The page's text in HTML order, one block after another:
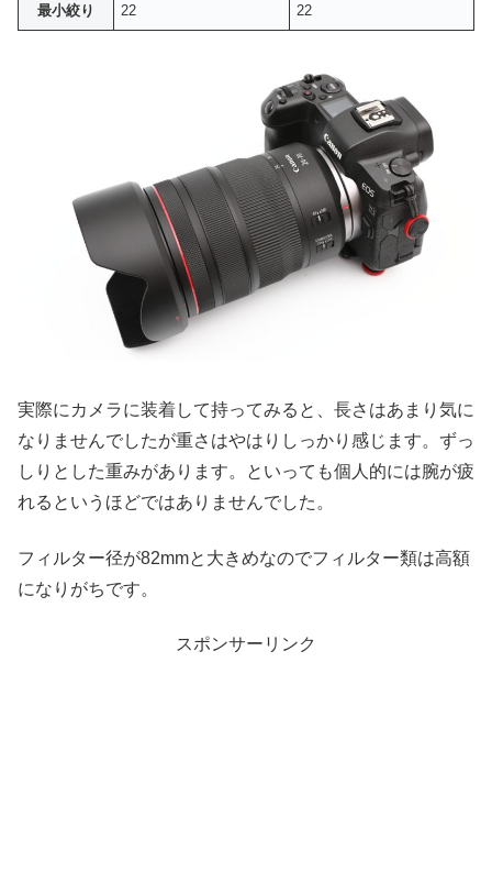
最小絞り 22 22
実際にカメラに装着して持ってみると、長さはあまり気に
なりませんでしたが重さはやはりしっかり感じます。ずっ
しりとした重みがあります。といっても個人的には腕が疲
れるというほどではありませんでした。
フィルター径が82mmと大きめなのでフィルター類は高額
になりがちです。
スポンサーリンク